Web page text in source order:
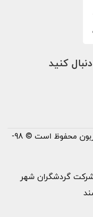
کنید
تمامی حقوق این وب سایت برای میزبون محفوظ است © 98-
محصول از شرکت گردشگران شهر